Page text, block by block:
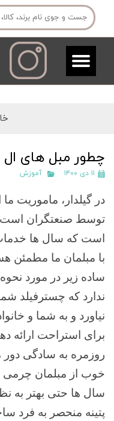
چطور مبل های ال
۱۱ دی ۱۴۰۰ آموزش
در گیلدار، ماموریت
توسط صنعتگران است
است که سال ها
با مبلمان ما مطمئن
ساده زیر در مورد
ندارد که چسترفیلد
نیاورد و به شما و
برای استراحت ارائه
روزمره به سادگی
خوب از مبلمان چرمی
سال ها حتی بهتر به
پتینه منحصر به فرد